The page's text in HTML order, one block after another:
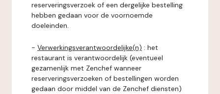
reserveringsverzoek of een dergelijke bestelling
hebben gedaan voor de voornoemde
doeleinden.
- Verwerkingsverantwoordelijke(n) : het
restaurant is verantwoordelijk (eventueel
gezamenlijk met Zenchef wanneer
reserveringsverzoeken of bestellingen worden
gedaan door middel van de Zenchef diensten)